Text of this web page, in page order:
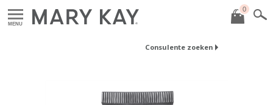
MENU
0
Consulente zoeken